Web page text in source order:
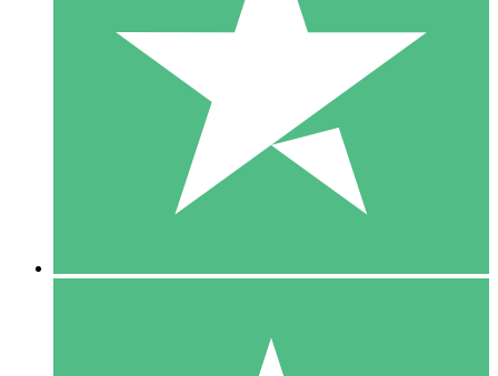
Pague conforme o uso com créditos de download. Sem
1000
10 Downloads